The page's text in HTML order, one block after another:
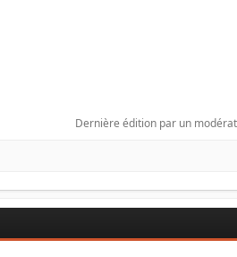
Dernière édition par un